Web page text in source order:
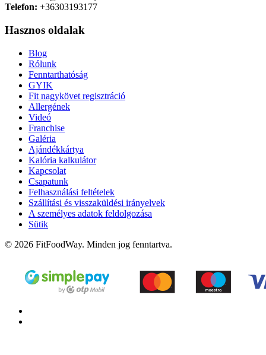
Telefon: +36303193177
Hasznos oldalak
Blog
Rólunk
Fenntarthatóság
GYIK
Fit nagykövet regisztráció
Allergének
Videó
Franchise
Galéria
Ajándékkártya
Kalória kalkulátor
Kapcsolat
Csapatunk
Felhasználási feltételek
Szállítási és visszaküldési irányelvek
A személyes adatok feldolgozása
Sütik
© 2026 FitFoodWay. Minden jog fenntartva.